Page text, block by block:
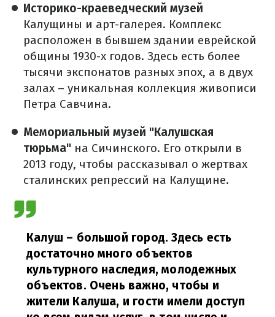
Историко-краеведческий музей
Калущины и арт-галерея. Комплекс
расположен в бывшем здании еврейской
общины 1930-х годов. Здесь есть более
тысячи экспонатов разных эпох, а в двух
залах – уникальная коллекция живописи
Петра Савчина.
Мемориальный музей "Калушская
тюрьма" на Сичинского. Его открыли в
2013 году, чтобы рассказывал о жертвах
сталинских репрессий на Калущине.
Калуш – большой город. Здесь есть
достаточно много объектов
культурного наследия, молодежных
объектов. Очень важно, чтобы и
жители Калуша, и гости имели доступ